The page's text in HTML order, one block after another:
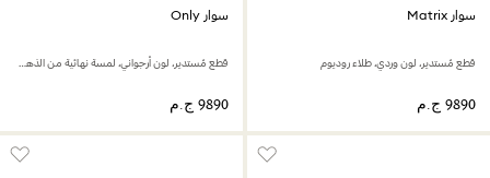
سوار Matrix
قطع مُستدير، لون وردي، طلاء روديوم
سوار Only
قطع مُستدير، لون أرجواني، لمسة نهائية من الذهب عيار 18 قيراط